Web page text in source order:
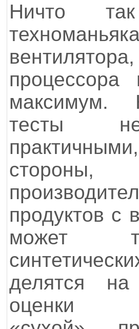
Ничто
процессора
максимум.
тесты
продуктов с
может
делятся
оценки